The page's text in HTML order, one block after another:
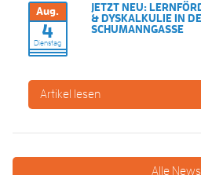
Aug.
4
Dienstag
JETZT NEU:
& DYSKALKULIE IN
SCHUMANNGASSE
Artikel lesen
Alle News